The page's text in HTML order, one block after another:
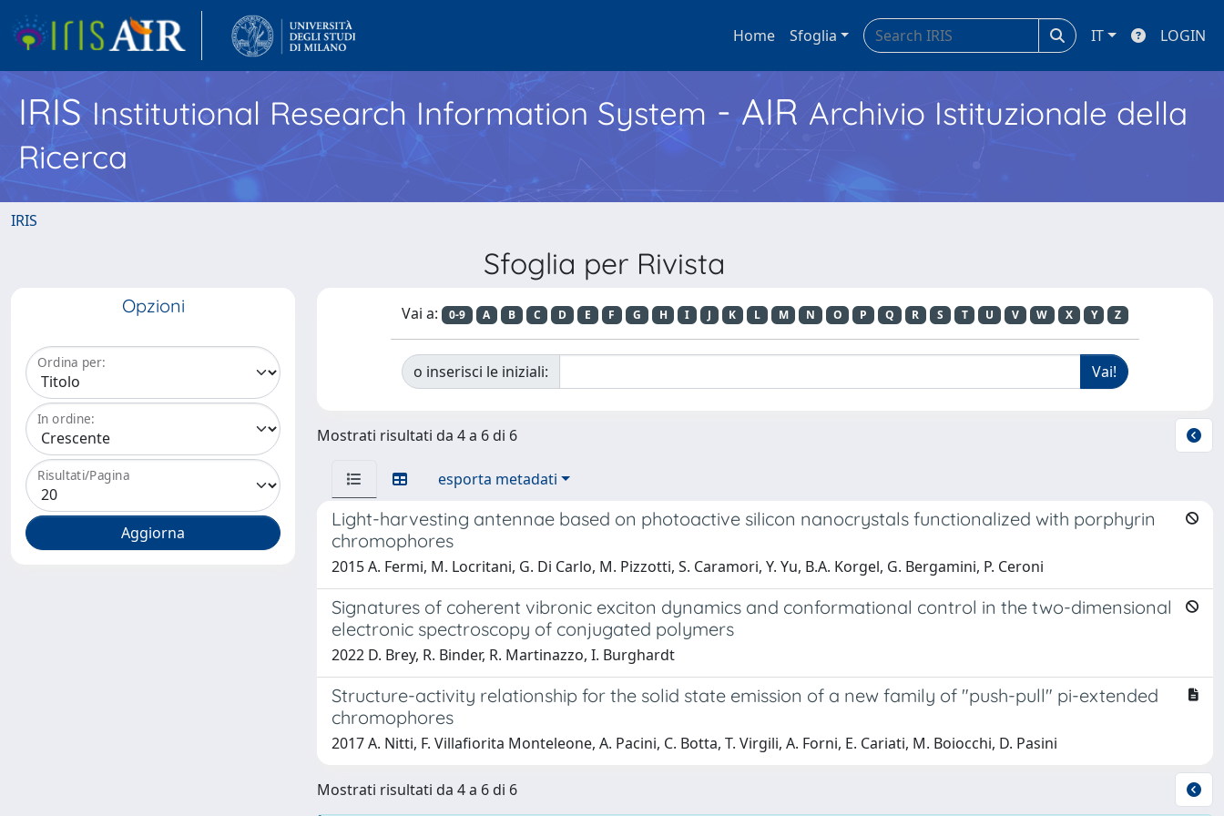
Home Sfoglia IT LOGIN
IRISInstitutional Research Information System - AIR Archivio Istituzionale della
Ricerca
IRIS
Sfoglia per Rivista
Opzioni
Ordina per:
In ordine:
Risultati/Pagina
Vai a: 0-9 A B C D E F G H I J K L M N O P Q R S T U V W X Y Z
o inserisci le iniziali:
Mostrati risultati da 4 a 6 di 6
esporta metadati
Light-harvesting antennae based on photoactive silicon nanocrystals functionalized with porphyrin
chromophores
2015 A. Fermi, M. Locritani, G. Di Carlo, M. Pizzotti, S. Caramori, Y. Yu, B.A. Korgel, G. Bergamini, P. Ceroni
Signatures of coherent vibronic exciton dynamics and conformational control in the two-dimensional
electronic spectroscopy of conjugated polymers
2022 D. Brey, R. Binder, R. Martinazzo, I. Burghardt
Structure-activity relationship for the solid state emission of a new family of "push-pull" pi-extended
chromophores
2017 A. Nitti, F. Villafiorita Monteleone, A. Pacini, C. Botta, T. Virgili, A. Forni, E. Cariati, M. Boiocchi, D. Pasini
Mostrati risultati da 4 a 6 di 6